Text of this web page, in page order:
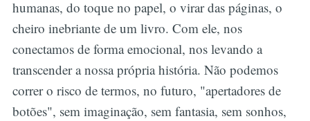
humanas, do toque no papel, o virar das páginas, o
cheiro inebriante de um livro. Com ele, nos
conectamos de forma emocional, nos levando a
transcender a nossa própria história. Não podemos
correr o risco de termos, no futuro, "apertadores de
botões", sem imaginação, sem fantasia, sem sonhos,